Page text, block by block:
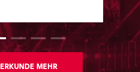
ERKUNDE MEHR